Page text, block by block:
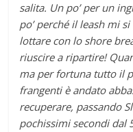
salita. Un po’ per un
po’ perché il leash mi
lottare con lo shore
riuscire a ripartire!
ma per fortuna tutto il
frangenti è andato
recuperare, passando
pochissimi secondi dal